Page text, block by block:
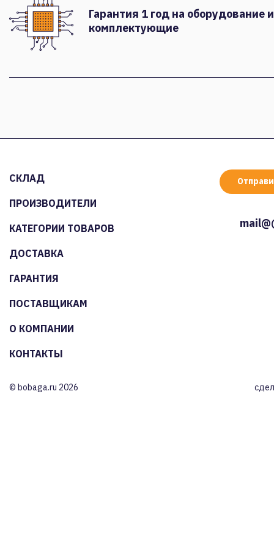
Гарантия 1 год на оборудование и
комплектующие
СКЛАД
ПРОИЗВОДИТЕЛИ
КАТЕГОРИИ ТОВАРОВ
ДОСТАВКА
ГАРАНТИЯ
ПОСТАВЩИКАМ
О КОМПАНИИ
КОНТАКТЫ
© bobaga.ru 2026